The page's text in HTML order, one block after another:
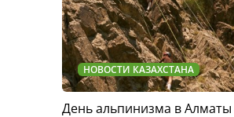
НОВОСТИ КАЗАХСТАНА
День альпинизма в Алматы